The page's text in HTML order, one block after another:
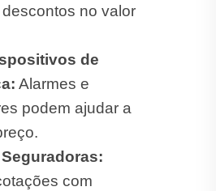
no valor
de
Alarmes e
podem ajudar a
com